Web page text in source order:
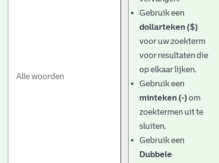
Gebruik een
dollarteken ($)
voor uw zoekterm
voor resultaten die
op elkaar lijken.
Gebruik een
minteken (-) om
zoektermen uit te
sluiten.
Gebruik een
Dubbele